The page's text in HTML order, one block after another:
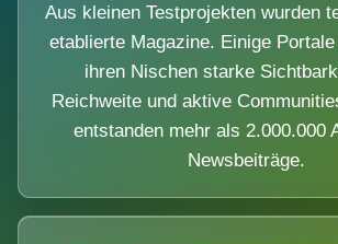
Aus kleinen Testprojekten wurden
etablierte Magazine. Einige
ihren Nischen starke
Reichweite und aktive
entstanden mehr als 2.000.000
Newsbeiträge.